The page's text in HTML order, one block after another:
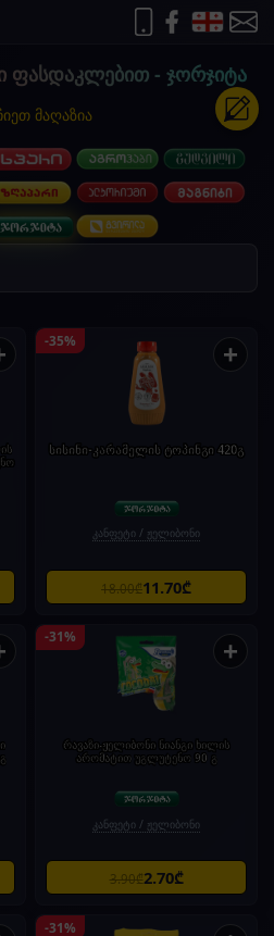
ფასდაკლებით - ჯორჯიტა
მაღაზია
-35% +
სისინი-კარამელის ტოპინგი 420გ
კანფეტი / ჟელიბონი
18.00₾11.70₾
-31% +
რავაზი-ჟელიბონი ნიანგი ხილის
არომატით უგლუტენო 90 გ
კანფეტი / ჟელიბონი
3.90₾2.70₾
-31%